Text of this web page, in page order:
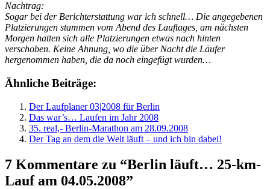
Nachtrag:
Sogar bei der Berichterstattung war ich schnell… Die angegebenen
Platzierungen stammen vom Abend des Lauftages, am nächsten
Morgen hatten sich alle Platzierungen etwas nach hinten
verschoben. Keine Ahnung, wo die über Nacht die Läufer
hergenommen haben, die da noch eingefügt wurden…
Ähnliche Beiträge:
Der Laufplaner 03|2008 für Berlin
Das war’s… Laufen im Jahr 2008
35. real,- Berlin-Marathon am 28.09.2008
Der Tag an dem die Welt läuft – und ich bin dabei!
7 Kommentare zu “Berlin läuft… 25-km-
Lauf am 04.05.2008”